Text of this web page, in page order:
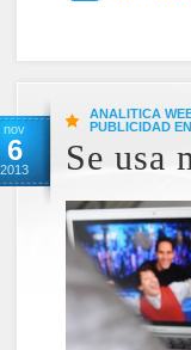
nov
6
2013
ANALITICA
PUBLICIDAD
Se usa